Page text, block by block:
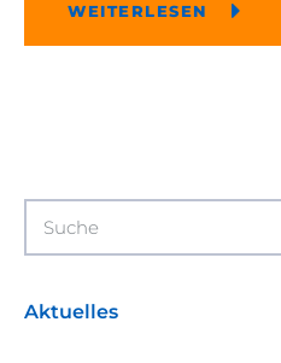
WEITERLESEN
Aktuelles